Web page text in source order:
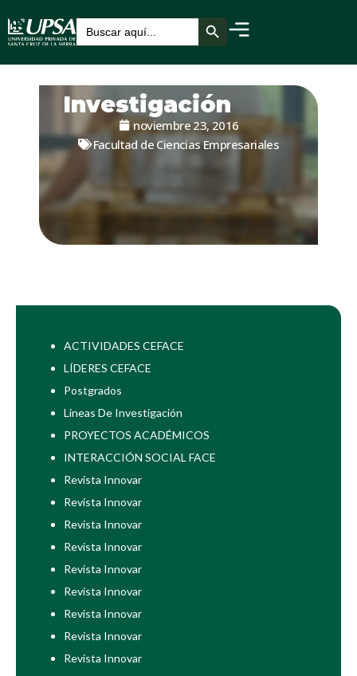
Buscar: Botón de búsqueda
Investigación
noviembre 23, 2016
Facultad de Ciencias Empresariales
ACTIVIDADES CEFACE
LÍDERES CEFACE
Postgrados
Lineas De Investigación
PROYECTOS ACADÉMICOS
INTERACCIÓN SOCIAL FACE
Revista Innovar
Revista Innovar
Revista Innovar
Revista Innovar
Revista Innovar
Revista Innovar
Revista Innovar
Revista Innovar
Revista Innovar